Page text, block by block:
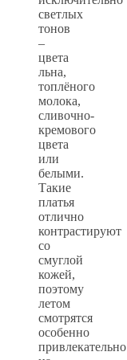
светлых
тонов
–
цвета
льна,
топлёного
молока,
сливочно-
кремового
цвета
или
белыми.
Такие
платья
отлично
контрастируют
со
смуглой
кожей,
поэтому
летом
смотрятся
особенно
привлекательно